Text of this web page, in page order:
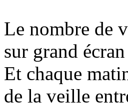
Le nombre de
sur grand
Et chaque
de la veille